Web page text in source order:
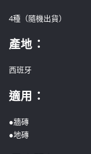
4種（隨機出貨）
產地：
西班牙
適用：
●牆磚
●地磚